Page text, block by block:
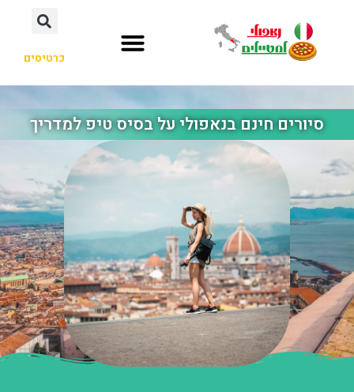
כרטיסים
סיורים חינם בנאפולי על בסיס טיפ למדריך